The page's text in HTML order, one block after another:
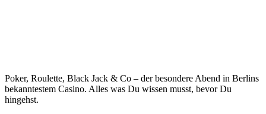
Poker, Roulette, Black Jack & Co – der besondere Abend in Berlins
bekanntestem Casino. Alles was Du wissen musst, bevor Du
hingehst.